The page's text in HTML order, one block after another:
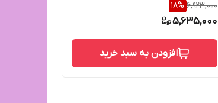
6,923,000
18%
5,635,000
افزودن به سبد خرید